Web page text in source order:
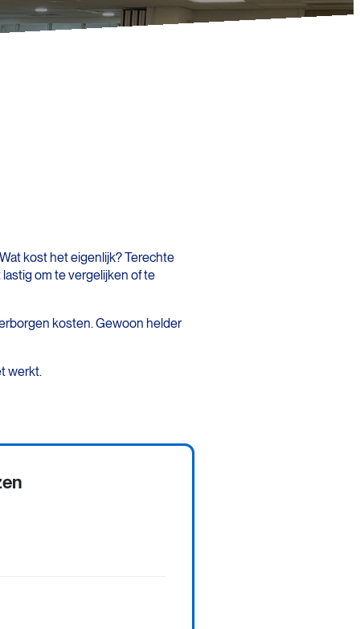
kost het eigenlijk? Terechte
om te vergelijken of te
kosten. Gewoon helder
werkt.